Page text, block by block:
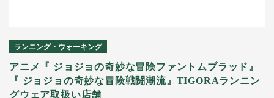
ランニング・ウォーキング
アニメ『 ジョジョの奇妙な冒険ファントムブラッド』
『 ジョジョの奇妙な冒険戦闘潮流』TIGORAランニン
グウェア取扱い店舗